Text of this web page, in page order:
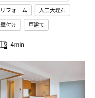
リフォーム
人工大理石
壁付け
戸建て
4min